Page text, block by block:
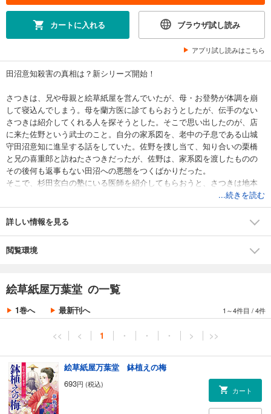
カートに入れる ブラウザ試し読み
アプリ試し読みはこちら
田沼意知殺害の真相は？新シリーズ開始！
さつきは、兄や母親と絵草紙屋を営んでいたが、母・お登勢が体調を崩
して寝込んでしまう。母を蘭方医に診てもらおうとしたが、伝手のない
さつきは紹介してくれる人を探そうとした。そこで思い出したのが、店
に来た佐野という武士のこと。自分の家系図を、老中の子息である山城
守田沼意知に進呈する話をしていた。佐野を捜し当て、知り合いの栗橋
と兄の喜重郎と訪ねたさつきだったが、佐野は、家系図を渡したものの
その後何も返事もない田沼への悪態をつくばかりだった。
そこで、杉田玄白の塾にいる医師を紹介してもらおうと、さつきは地本
問屋に出かけた。偶然居合わせた侍に紹介状を書いてもらい、大槻玄沢
という医者に母を診てもらうことができた。しかし、病の悪化した母は
亡くなってしまう。病床で、母は自分がさつきの生みの親ではないこと
母亡き後、上手くいかなくなっていた万葉堂を立て直すために、友人の
およねに勧められて読売（新聞）を出す事にしたさつき。そんな折、田
の新シリーズ(2018年5月発表作品)！
...続きを読む
詳しい情報を見る
閲覧環境
絵草紙屋万葉堂 の一覧
1巻へ 最新刊へ 1～4件目 /4件
<< < 1 ・ ・ ・ > >>
絵草紙屋万葉堂 鉢植えの梅
693円 (税込)
カート